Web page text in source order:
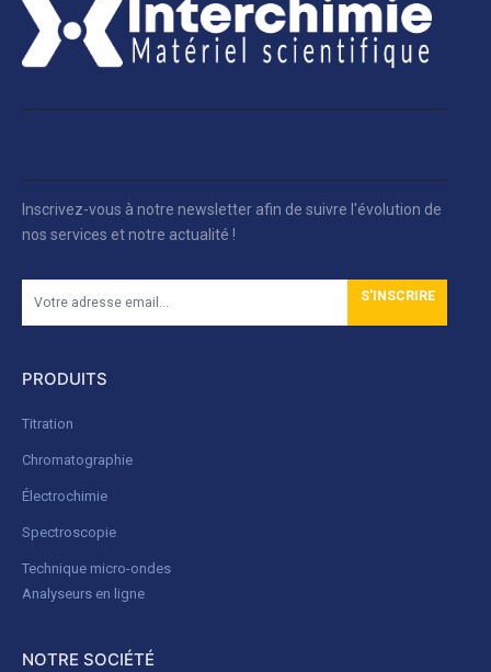
Inscrivez-vous à notre newsletter afin de suivre l'évolution de
nos services et notre actualité !
S'INSCRIRE
PRODUITS
Titration
Chromatographie
Électrochimie
Spectroscopie
Technique micro-ondes
Analyseurs en ligne
NOTRE SOCIÉTÉ